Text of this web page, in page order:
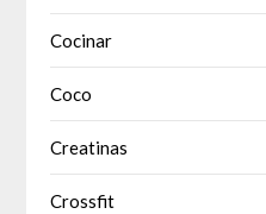
Cocinar
Coco
Creatinas
Crossfit